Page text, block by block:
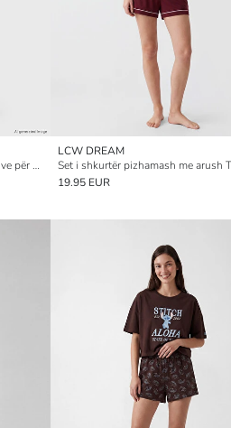
Pizhama të poshtme Capri me motive për Gra
LCW DREAM
19.95 EUR